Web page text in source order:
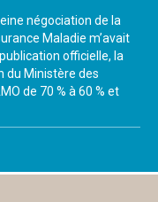
négociation de la
Maladie m’avait
officielle, la
du Ministère des
de 70 % à 60 % et